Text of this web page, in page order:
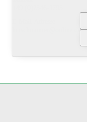
hmschummer@online.de